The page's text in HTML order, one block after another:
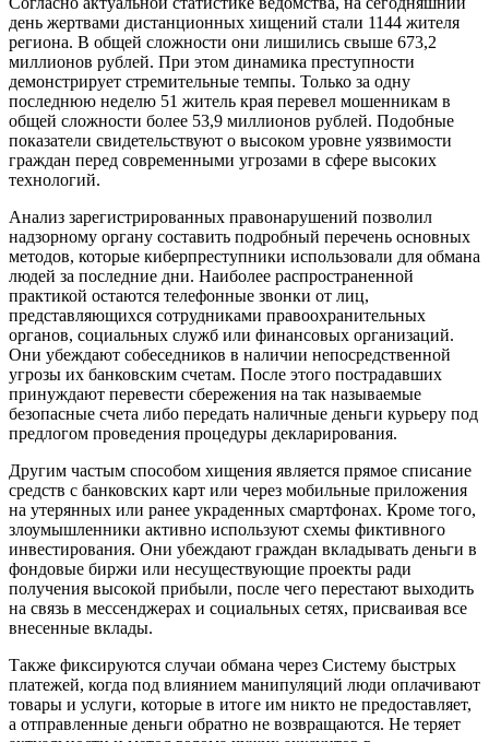
день жертвами дистанционных хищений стали 1144 жителя
региона. В общей сложности они лишились свыше 673,2
миллионов рублей. При этом динамика преступности
демонстрирует стремительные темпы. Только за одну
последнюю неделю 51 житель края перевел мошенникам в
общей сложности более 53,9 миллионов рублей. Подобные
показатели свидетельствуют о высоком уровне уязвимости
граждан перед современными угрозами в сфере высоких
технологий.
Анализ зарегистрированных правонарушений позволил
надзорному органу составить подробный перечень основных
методов, которые киберпреступники использовали для обмана
людей за последние дни. Наиболее распространенной
практикой остаются телефонные звонки от лиц,
представляющихся сотрудниками правоохранительных
органов, социальных служб или финансовых организаций.
Они убеждают собеседников в наличии непосредственной
угрозы их банковским счетам. После этого пострадавших
принуждают перевести сбережения на так называемые
безопасные счета либо передать наличные деньги курьеру под
предлогом проведения процедуры декларирования.
Другим частым способом хищения является прямое списание
средств с банковских карт или через мобильные приложения
на утерянных или ранее украденных смартфонах. Кроме того,
злоумышленники активно используют схемы фиктивного
инвестирования. Они убеждают граждан вкладывать деньги в
фондовые биржи или несуществующие проекты ради
получения высокой прибыли, после чего перестают выходить
на связь в мессенджерах и социальных сетях, присваивая все
внесенные вклады.
Также фиксируются случаи обмана через Систему быстрых
платежей, когда под влиянием манипуляций люди оплачивают
товары и услуги, которые в итоге им никто не предоставляет,
а отправленные деньги обратно не возвращаются. Не теряет